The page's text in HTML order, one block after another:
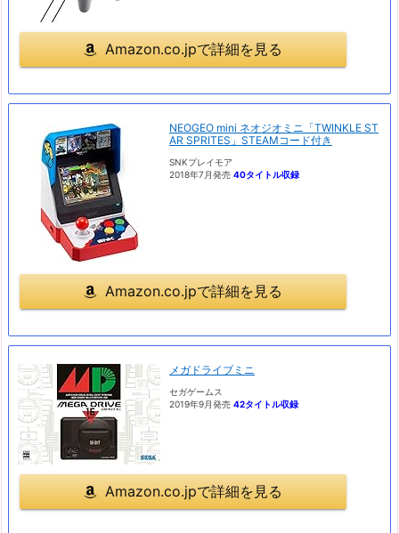
Amazon.co.jpで詳細を見る
NEOGEO mini ネオジオミニ「TWINKLE ST
AR SPRITES」STEAMコード付き
SNKプレイモア
2018年7月発売 40タイトル収録
Amazon.co.jpで詳細を見る
メガドライブミニ
セガゲームス
2019年9月発売 42タイトル収録
Amazon.co.jpで詳細を見る